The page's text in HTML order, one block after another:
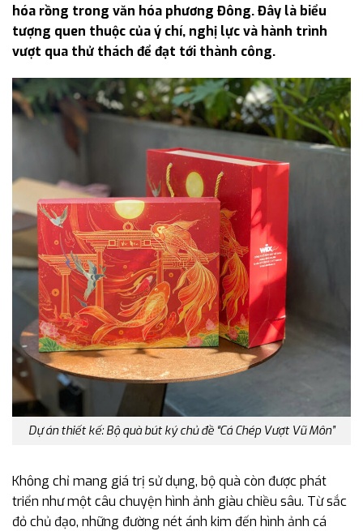
hóa rồng trong văn hóa phương Đông. Đây là biểu
tượng quen thuộc của ý chí, nghị lực và hành trình
vượt qua thử thách để đạt tới thành công.
Dự án thiết kế: Bộ quà bút ký chủ đề “Cá Chép Vượt Vũ Môn”
Không chỉ mang giá trị sử dụng, bộ quà còn được phát
triển như một câu chuyện hình ảnh giàu chiều sâu. Từ sắc
đỏ chủ đạo, những đường nét ánh kim đến hình ảnh cá